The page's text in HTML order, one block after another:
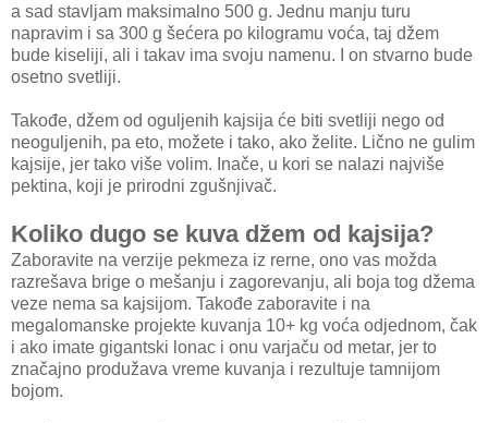
a sad stavljam maksimalno 500 g. Jednu manju turu
napravim i sa 300 g šećera po kilogramu voća, taj džem
bude kiseliji, ali i takav ima svoju namenu. I on stvarno bude
osetno svetliji.
Takođe, džem od oguljenih kajsija će biti svetliji nego od
neoguljenih, pa eto, možete i tako, ako želite. Lično ne gulim
kajsije, jer tako više volim. Inače, u kori se nalazi najviše
pektina, koji je prirodni zgušnjivač.
Koliko dugo se kuva džem od kajsija?
Zaboravite na verzije pekmeza iz rerne, ono vas možda
razrešava brige o mešanju i zagorevanju, ali boja tog džema
veze nema sa kajsijom. Takođe zaboravite i na
megalomanske projekte kuvanja 10+ kg voća odjednom, čak
i ako imate gigantski lonac i onu varjaču od metar, jer to
značajno produžava vreme kuvanja i rezultuje tamnijom
bojom.